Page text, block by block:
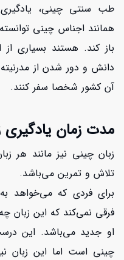
طب سنتی چینی،
همانند اجناس چینی
باز کند. هستند بسیاری
دانش و دور شدن از مدرنیته
آن کشور شخصا سفر کنند.
مدت زمان
زبان چینی نیز مانند هر
تلاش و تمرین می‌باشد.
برای فردی که می‌خواهد
فرقی نمی‌کند که این زبان
او جدید می‌باشد. این
چینی است اما این زبان